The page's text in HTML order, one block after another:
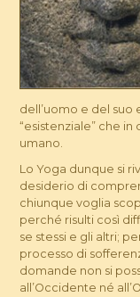
dell’uomo e del suo
“esistenziale” che
umano.
Lo Yoga dunque si
desiderio di
chiunque voglia
perché risulti così
se stessi e gli altri;
processo di
domande non si
all’Occidente né